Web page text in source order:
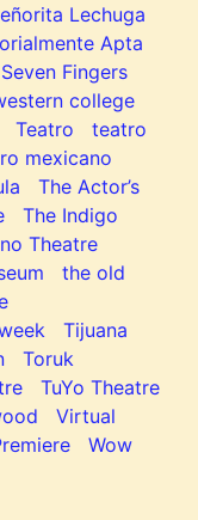
Lechuga
Apta
Seven Fingers
college
Teatro
teatro
mexicano
The Actor’s
The Indigo
Theatre
the old
Tijuana
Toruk
TuYo Theatre
Virtual
Wow